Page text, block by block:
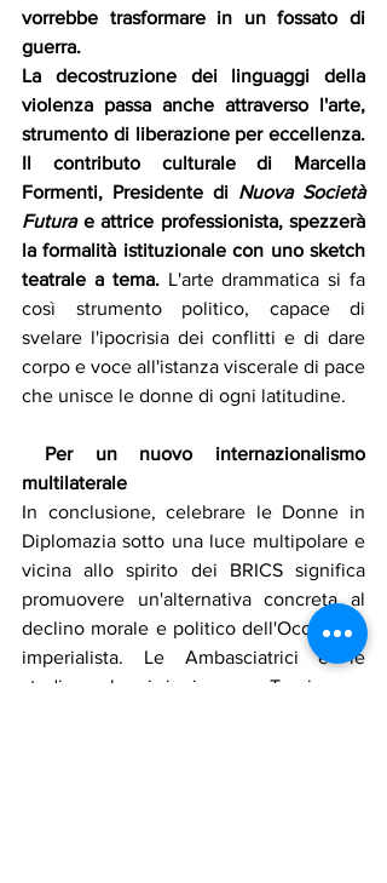
vorrebbe trasformare in un fossato di
guerra.
La decostruzione dei linguaggi della
violenza passa anche attraverso l'arte,
strumento di liberazione per eccellenza.
Il contributo culturale di Marcella
Formenti, Presidente di Nuova Società
Futura e attrice professionista, spezzerà
la formalità istituzionale con uno sketch
teatrale a tema. L'arte drammatica si fa
così strumento politico, capace di
svelare l'ipocrisia dei conflitti e di dare
corpo e voce all'istanza viscerale di pace
che unisce le donne di ogni latitudine.
multilaterale
In conclusione, celebrare le Donne in
Diplomazia sotto una luce multipolare e
vicina allo spirito dei BRICS significa
promuovere un'alternativa concreta al
declino morale e politico dell'Occidente
imperialista. Le Ambasciatrici e le
studiose che si riuniranno a Trevignano